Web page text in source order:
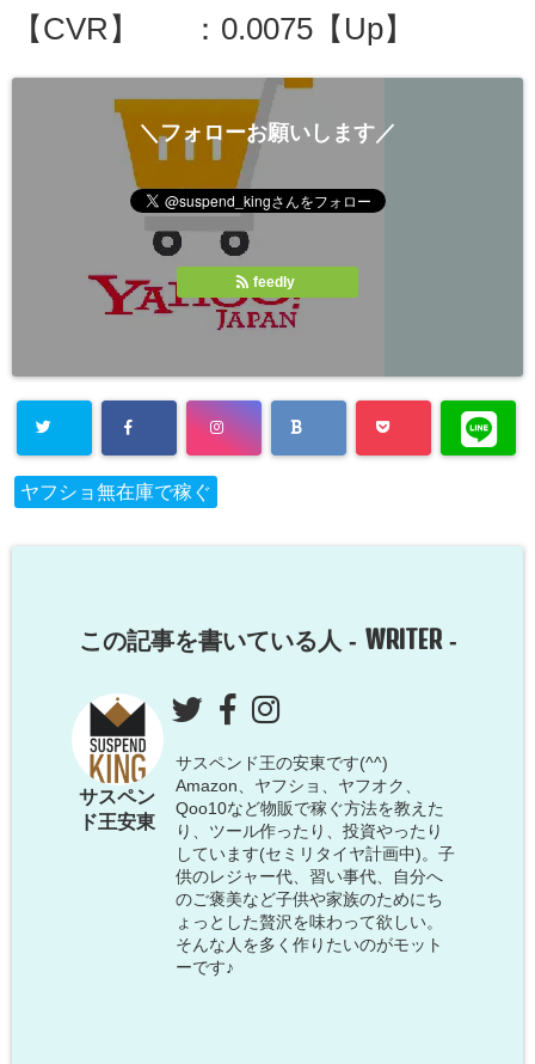
【CVR】 ：0.0075【Up】
＼フォローお願いします／
feedly
ヤフショ無在庫で稼ぐ
この記事を書いている人 - WRITER-
サスペン
ド王安東
サスペンド王の安東です(^^)
Amazon、ヤフショ、ヤフオク、
Qoo10など物販で稼ぐ方法を教えた
り、ツール作ったり、投資やったり
しています(セミリタイヤ計画中)。子
供のレジャー代、習い事代、自分へ
のご褒美など子供や家族のためにち
ょっとした贅沢を味わって欲しい。
そんな人を多く作りたいのがモット
ーです♪